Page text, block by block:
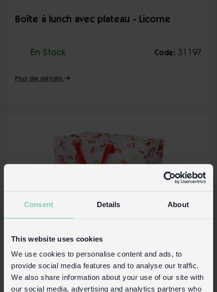
Consent Details About
This website uses cookies
We use cookies to personalise content and ads, to
provide social media features and to analyse our traffic.
We also share information about your use of our site with
our social media, advertising and analytics partners who
Boîte à lunch avec plateau - Licorne
En Stock Code: 31197
Plus de détails
Grand sac de rangement - Licorne